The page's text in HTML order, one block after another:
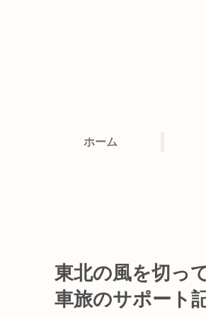
ホーム
東北の風を切っ
車旅のサポート